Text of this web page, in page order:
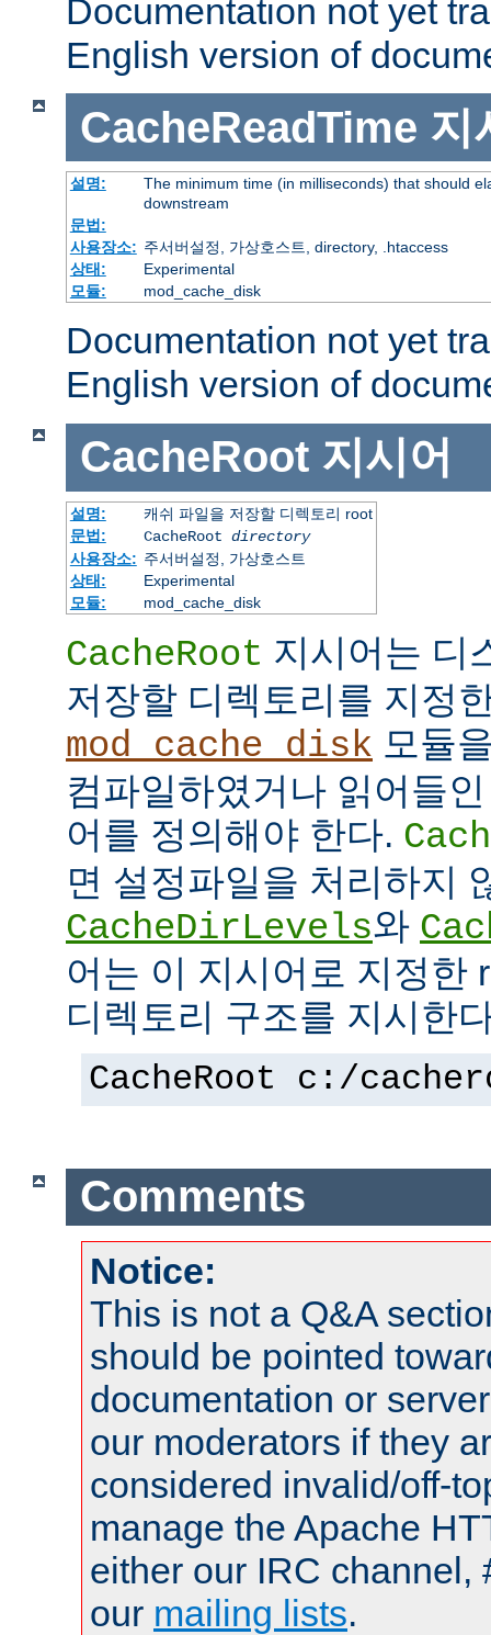
Documentation not yet
English version of
CacheReadTime 지
설명:
The minimum time (in milliseconds) that should
downstream
문법:
사용장소: 주서버설정, 가상호스트, directory, .htaccess
상태:
Experimental
모듈:
mod_cache_disk
Documentation not yet
English version of
CacheRoot 지시어
설명:
캐쉬 파일을 저장할 디렉토리 root
문법:
CacheRoot directory
사용장소: 주서버설정, 가상호스트
상태:
Experimental
모듈:
mod_cache_disk
CacheRoot 지시어는 디
저장할 디렉토리를 지정
mod_cache_disk 모듈
컴파일하였거나 읽어들
어를 정의해야 한다.
면 설정파일을 처리하지
CacheDirLevels와
어는 이 지시어로 지정한
디렉토리 구조를 지시한
CacheRoot c:/
Comments
Notice:
This is not a Q&A
should be pointed
documentation or
our moderators if they
considered invalid/off-
manage the Apache
either our IRC channel,
our mailing lists.